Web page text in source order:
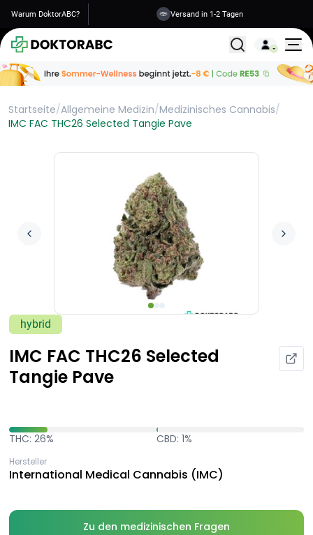
Warum DoktorABC? Versand in 1-2 Tagen
Alle
Startseite/Allgemeine Medizin/Medizinisches Cannabis/
IMC FAC THC26 Selected Tangie Pave
hybrid
IMC FAC THC26 Selected
Tangie Pave
THC: 26% CBD: 1%
Hersteller
International Medical Cannabis (IMC)
Zu den medizinischen Fragen